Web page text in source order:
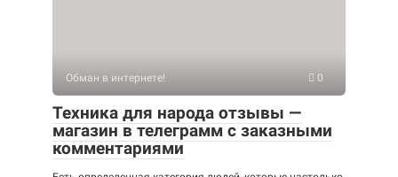
Обман в интернете! 0
Техника для народа отзывы —
магазин в телеграмм с заказными
комментариями